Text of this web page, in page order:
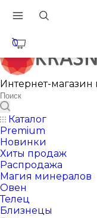
0
Интернет-магазин
Каталог
Premium
Новинки
Хиты продаж
Распродажа
Магия минералов
Овен
Телец
Близнецы